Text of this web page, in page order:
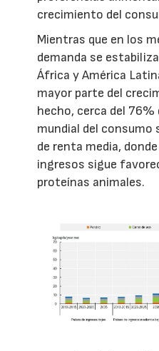
crecimiento del
Mientras que en los
demanda se
África y América
mayor parte del
hecho, cerca del
mundial del consumo
de renta media,
ingresos sigue
proteínas animales.